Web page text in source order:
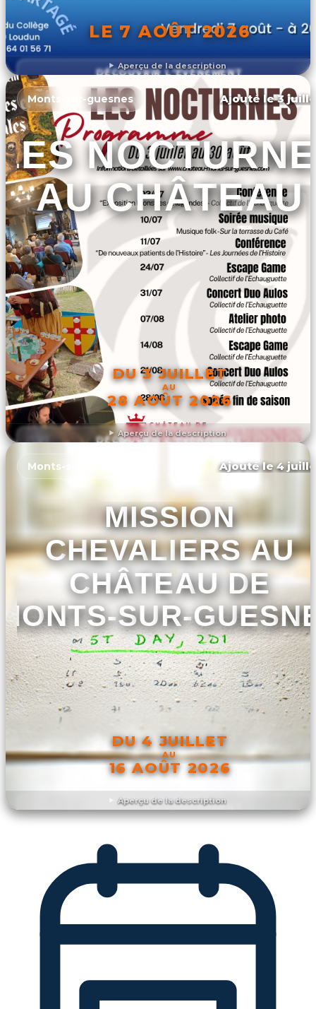
Aperçu de la description
LE 7 AOÛT 2026
DÉCOUVRIR L'ÉVÉNEMENT
Aperçu de la description
Monts-sur-guesnes Ajouté le 3
AU CHÂTEAU
DU 3 JUILLET
AU
28 AOÛT 2026
DÉCOUVRIR L'ÉVÉNEMENT
Aperçu de la description
Monts-sur-guesnes Ajouté le 4
MISSION
CHEVALIERS AU
CHÂTEAU DE
SUR-
DU 4 JUILLET
AU
16 AOÛT 2026
DÉCOUVRIR L'ÉVÉNEMENT